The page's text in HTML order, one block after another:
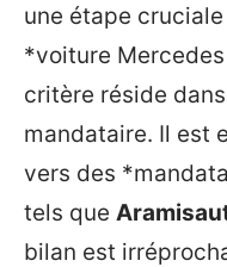
une étape
*voiture
critère réside
mandataire. Il est
vers des
tels que
bilan est